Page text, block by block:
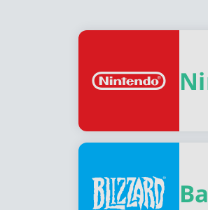
Erhältliche